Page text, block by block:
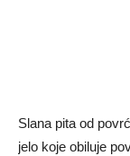
Slana pita od
jelo koje obiluje